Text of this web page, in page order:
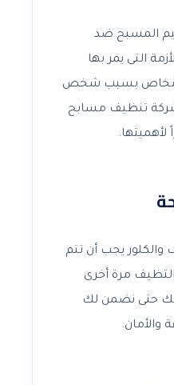
المسبح ضد
التى يمر بها
بسبب شخص
تنظيف مسابح
والكلور يجب أن تتم
مرة أخرى
حتى نضمن لك
والأمان.